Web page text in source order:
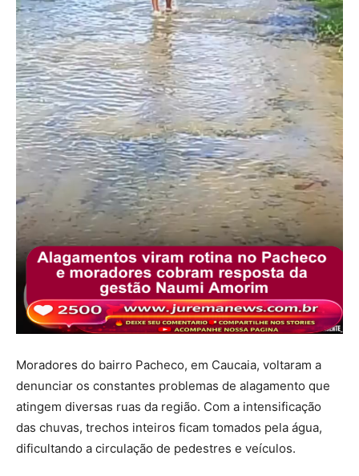
Moradores do bairro Pacheco, em Caucaia, voltaram a
denunciar os constantes problemas de alagamento que
atingem diversas ruas da região. Com a intensificação
das chuvas, trechos inteiros ficam tomados pela água,
dificultando a circulação de pedestres e veículos.